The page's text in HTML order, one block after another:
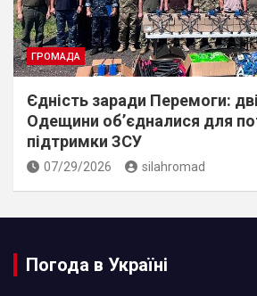
ГРОМАДА
Єдність заради Перемоги:
Одещини об’єдналися для
підтримки ЗСУ
07/29/2026 silahromad
Погода в Україні